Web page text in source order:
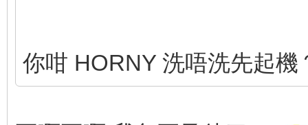
你咁 HORNY 洗唔洗先起機